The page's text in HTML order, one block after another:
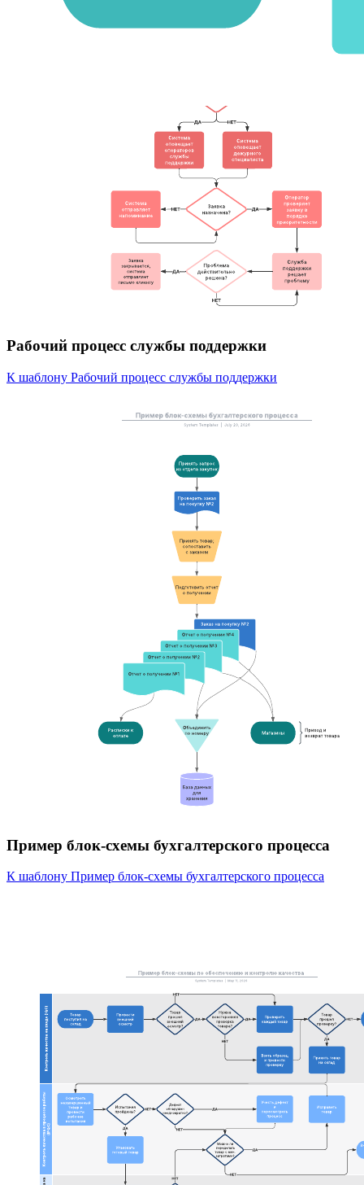
Рабочий процесс службы поддержки
К шаблону Рабочий процесс службы поддержки
Пример блок-схемы бухгалтерского процесса
К шаблону Пример блок-схемы бухгалтерского процесса